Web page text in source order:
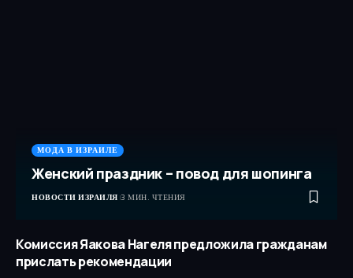
МОДА В ИЗРАИЛЕ
Женский праздник – повод для шопинга
НОВОСТИ ИЗРАИЛЯ 3 МИН. ЧТЕНИЯ
Комиссия Яакова Нагеля предложила гражданам
прислать рекомендации